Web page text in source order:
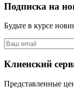
Подписка на
Будьте в курсе
Клиенский
Представленные